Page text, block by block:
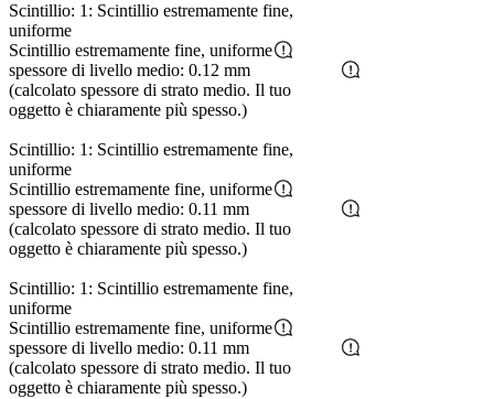
Scintillio: 1: Scintillio estremamente fine,
uniforme
Scintillio estremamente fine, uniforme
spessore di livello medio: 0.12 mm
(calcolato spessore di strato medio. Il tuo
oggetto è chiaramente più spesso.)
Scintillio: 1: Scintillio estremamente fine,
uniforme
Scintillio estremamente fine, uniforme
spessore di livello medio: 0.11 mm
(calcolato spessore di strato medio. Il tuo
oggetto è chiaramente più spesso.)
Scintillio: 1: Scintillio estremamente fine,
uniforme
Scintillio estremamente fine, uniforme
spessore di livello medio: 0.11 mm
(calcolato spessore di strato medio. Il tuo
oggetto è chiaramente più spesso.)